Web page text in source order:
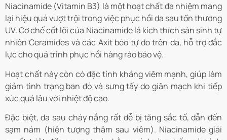
Niacinamide (Vitamin B3) là một hoạt chất đa nhiệm mang
lại hiệu quả vượt trội trong việc phục hồi da sau tổn thương
UV. Cơ chế cốt lõi của Niacinamide là kích thích sản sinh tự
nhiên Ceramides và các Axit béo tự do trên da, hỗ trợ đắc
lực cho quá trình phục hồi hàng rào bảo vệ.
Hoạt chất này còn có đặc tính kháng viêm mạnh, giúp làm
giảm tình trạng ban đỏ và sưng tấy do giãn mạch khi tiếp
xúc quá lâu với nhiệt độ cao.
Đặc biệt, da sau cháy nắng rất dễ bị tăng sắc tố, dẫn đến
sạm nám (hiện tượng thâm sau viêm). Niacinamide giải